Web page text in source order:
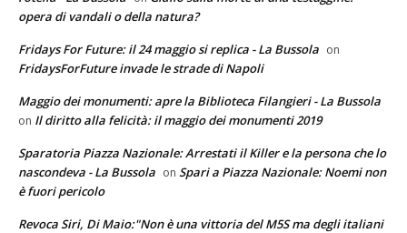
opera di vandali o della natura?
Fridays For Future: il 24 maggio si replica - La Bussola on
FridaysForFuture invade le strade di Napoli
Maggio dei monumenti: apre la Biblioteca Filangieri - La Bussola
on Il diritto alla felicità: il maggio dei monumenti 2019
Sparatoria Piazza Nazionale: Arrestati il Killer e la persona che lo
nascondeva - La Bussola on Spari a Piazza Nazionale: Noemi non
è fuori pericolo
Revoca Siri, Di Maio:"Non è una vittoria del M5S ma degli italiani